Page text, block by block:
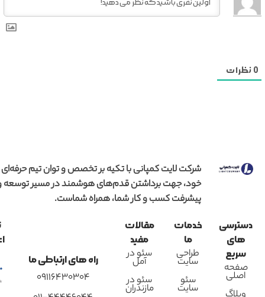
0 نظرات
شرکت لایت کمپانی با تکیه بر تخصص و توان تیم حرفه‌ای
خود، جهت برداشتن قدم‌های هوشمند در مسیر توسعه
پیشرفت کسب و کار شما، همراه شماست.
دسترسی
های
سریع
صفحه
اصلی
خدمات
ما
طراحی
سایت
سئو
سایت
مقالات
مفید
سئو در
آمل
سئو در
مازندران
راه های ارتباطی ما
09116430304